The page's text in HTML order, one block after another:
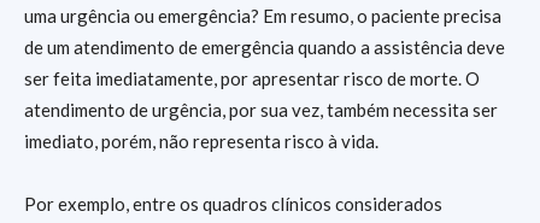
uma urgência ou emergência? Em resumo, o paciente precisa
de um atendimento de emergência quando a assistência deve
ser feita imediatamente, por apresentar risco de morte. O
atendimento de urgência, por sua vez, também necessita ser
imediato, porém, não representa risco à vida.
Por exemplo, entre os quadros clínicos considerados